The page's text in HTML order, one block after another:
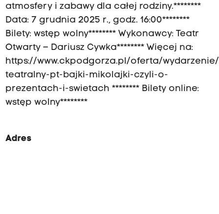
atmosfery i zabawy dla całej rodziny.********
Data: 7 grudnia 2025 r., godz. 16:00********
Bilety: wstęp wolny******** Wykonawcy: Teatr
Otwarty – Dariusz Cywka******** Więcej na:
https://www.ckpodgorza.pl/oferta/
teatralny-pt-bajki-mikolajki-czyli-o-
prezentach-i-swietach ******** Bilety online:
wstęp wolny********
Adres